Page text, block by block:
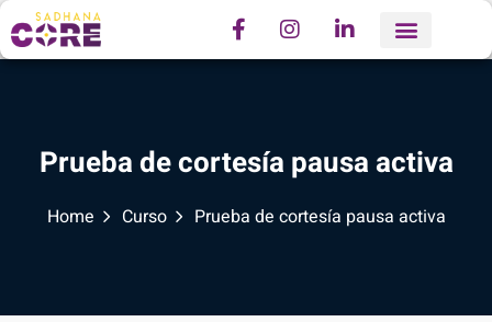
Prueba de cortesía pausa activa
Home Curso Prueba de cortesía pausa activa